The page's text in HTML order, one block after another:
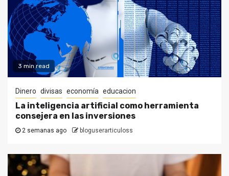
3 min read
Dinero divisas economía educacion
La inteligencia artificial como herramienta
consejera en las inversiones
2 semanas ago bloguserarticuloss